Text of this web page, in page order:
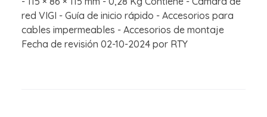
red VIGI - Guía de inicio rápido - Accesorios para
cables impermeables - Accesorios de montaje
Fecha de revisión 02-10-2024 por RTY